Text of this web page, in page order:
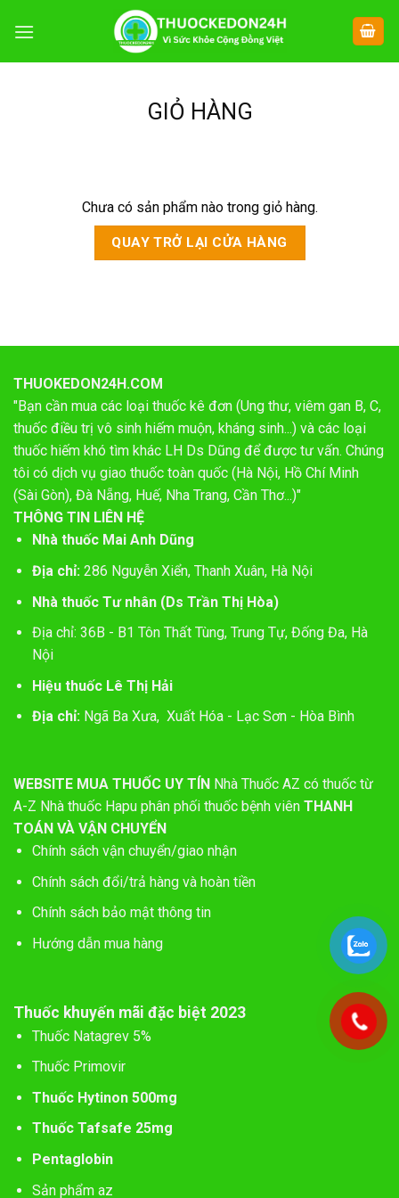
đến
GIỎ HÀNG
Chưa có sản phẩm nào trong giỏ hàng.
QUAY TRỞ LẠI CỬA HÀNG
THUOKEDON24H.COM
"Bạn cần mua các loại thuốc kê đơn (Ung thư, viêm gan B, C,
thuốc điều trị vô sinh hiếm muộn, kháng sinh...) và các loại
thuốc hiếm khó tìm khác LH Ds Dũng để được tư vấn. Chúng
tôi có dịch vụ giao thuốc toàn quốc (Hà Nội, Hồ Chí Minh
(Sài Gòn), Đà Nẵng, Huế, Nha Trang, Cần Thơ...)"
THÔNG TIN LIÊN HỆ
Nhà thuốc Mai Anh Dũng
Địa chỉ:286 Nguyễn Xiển, Thanh Xuân, Hà Nội
Nhà thuốc Tư nhân (Ds Trần Thị Hòa)
Địa chỉ: 36B - B1 Tôn Thất Tùng, Trung Tự, Đống Đa, Hà
Nội
Hiệu thuốc Lê Thị Hải
Địa chỉ: Ngã Ba Xưa, Xuất Hóa - Lạc Sơn - Hòa Bình
WEBSITE MUA THUỐC UY TÍN Nhà Thuốc AZ có thuốc từ
A-Z Nhà thuốc Hapu phân phối thuốc bệnh viên THANH
TOÁN VÀ VẬN CHUYỂN
Chính sách vận chuyển/giao nhận
Chính sách đổi/trả hàng và hoàn tiền
Chính sách bảo mật thông tin
Hướng dẫn mua hàng
Thuốc khuyến mãi đặc biệt 2023
Thuốc Natagrev 5%
Thuốc Primovir
Thuốc Hytinon 500mg
Thuốc Tafsafe 25mg
Pentaglobin
Sản phẩm az